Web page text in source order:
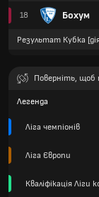
18 Бохум
Результат Кубка
Поверніть, щоб
Легенда
Ліга чемпіонів
Ліга Європи
Кваліфікація Ліги